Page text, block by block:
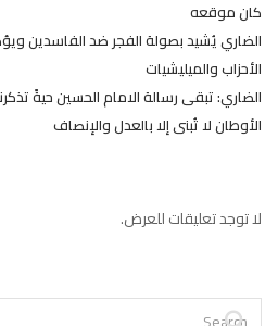
كان موقعه
الضاري يُشيد بصولة الفجر ضد الفاسدين
الأحزاب والميليشيات
الضاري: تبقى رسالة الامام الحسين حيةً
الأوطان لا تُبنى إلا بالعدل والإنصاف
لا توجد تعليقات للعرض.